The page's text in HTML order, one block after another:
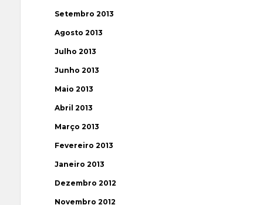
Setembro 2013
Agosto 2013
Julho 2013
Junho 2013
Maio 2013
Abril 2013
Março 2013
Fevereiro 2013
Janeiro 2013
Dezembro 2012
Novembro 2012